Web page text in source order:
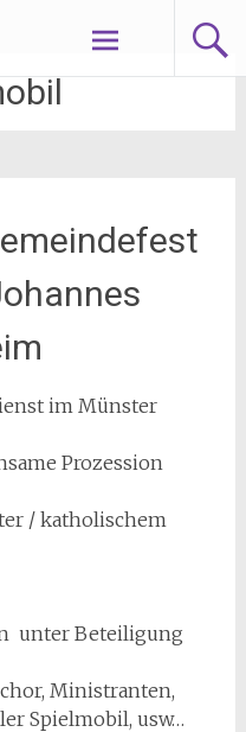
im Münster
Prozession
/ katholischem
unter Beteiligung
Ministranten,
Spielmobil, usw…